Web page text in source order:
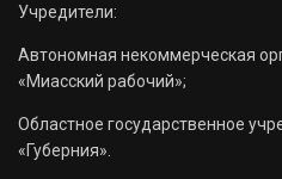
Учредители:
Автономная некоммерческая
«Миасский рабочий»;
Областное государственное
«Губерния».